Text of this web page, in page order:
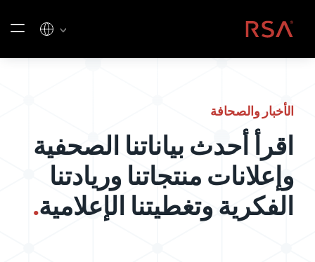
الصفحة الرئيسية
الأخبار والصحافة
اقرأ أحدث بياناتنا الصحفية
وإعلانات منتجاتنا وريادتنا
الفكرية وتغطيتنا الإعلامية.